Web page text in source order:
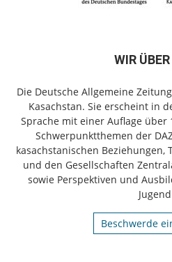
WIR
Die Deutsche Allgemeine
Kasachstan. Sie erscheint in
Sprache mit einer Auflage über
Schwerpunktthemen der
kasachstanischen Beziehungen,
und den Gesellschaften
sowie Perspektiven und
Beschwerde